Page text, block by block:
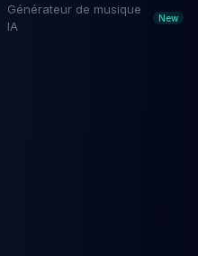
Générateur de musique
IA
New